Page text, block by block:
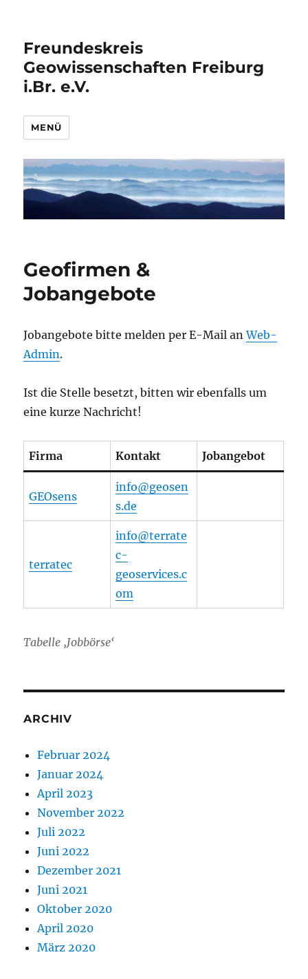
Freundeskreis
Geowissenschaften Freiburg
i.Br. e.V.
MENÜ
Geofirmen &
Jobangebote
Jobangebote bitte melden per E-Mail anWeb-
Admin.
Ist die Stelle besetzt, bitten wir ebenfalls um
eine kurze Nachricht!
Firma Kontakt Jobangebot
GEOsens
info@geosen
s.de
terratec
info@terrate
c-
geoservices.c
om
Tabelle ‚Jobbörse‘
ARCHIV
Februar 2024
Januar 2024
April 2023
November 2022
Juli 2022
Juni 2022
Dezember 2021
Juni 2021
Oktober 2020
April 2020
März 2020